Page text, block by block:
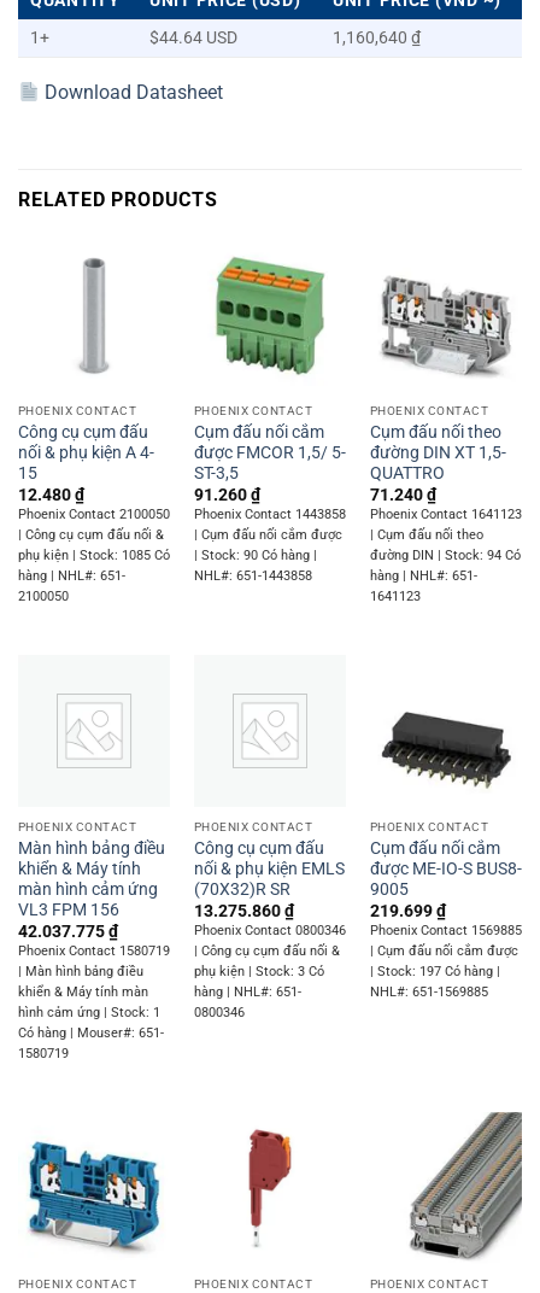
1+
$44.64 USD 1,160,640 ₫
Download Datasheet
RELATED PRODUCTS
PHOENIX CONTACT
Công cụ cụm đấu
nối & phụ kiện A 4-
15
12.480₫
Phoenix Contact 2100050
| Công cụ cụm đấu nối &
phụ kiện | Stock: 1085 Có
hàng | NHL#: 651-
2100050
PHOENIX CONTACT
Cụm đấu nối cắm
được FMCOR 1,5/ 5-
ST-3,5
91.260₫
Phoenix Contact 1443858
| Cụm đấu nối cắm được
| Stock: 90 Có hàng |
NHL#: 651-1443858
PHOENIX CONTACT
Cụm đấu nối theo
đường DIN XT 1,5-
QUATTRO
71.240₫
Phoenix Contact 1641123
| Cụm đấu nối theo
đường DIN | Stock: 94 Có
hàng | NHL#: 651-
1641123
PHOENIX CONTACT
Màn hình bảng điều
khiển & Máy tính
màn hình cảm ứng
VL3 FPM 156
42.037.775₫
Phoenix Contact 1580719
| Màn hình bảng điều
khiển & Máy tính màn
hình cảm ứng | Stock: 1
Có hàng | Mouser#: 651-
1580719
PHOENIX CONTACT
Công cụ cụm đấu
nối & phụ kiện EMLS
(70X32)R SR
13.275.860₫
Phoenix Contact 0800346
| Công cụ cụm đấu nối &
phụ kiện | Stock: 3 Có
hàng | NHL#: 651-
0800346
PHOENIX CONTACT
Cụm đấu nối cắm
được ME-IO-S BUS8-
9005
219.699₫
Phoenix Contact 1569885
| Cụm đấu nối cắm được
| Stock: 197 Có hàng |
NHL#: 651-1569885
PHOENIX CONTACT PHOENIX CONTACT PHOENIX CONTACT